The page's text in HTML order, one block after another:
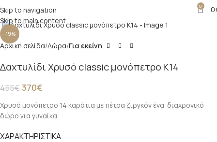
Skip to navigation
Skip to main content
0 0
-19%
Click to enlarge
Αρχική σελίδα Δώρα Για εκείνη
Δαχτυλίδι Χρυσό classic μονόπετρο Κ14
455€370€
Χρυσό μονόπετρο 14 καράτια με πέτρα ζιργκόν ένα διαχρονικό
δώρο για γυναίκα.
ΧΑΡΑΚΤΗΡΙΣΤΙΚΑ